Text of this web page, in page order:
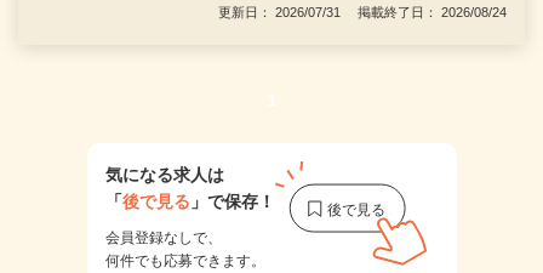
更新日： 2026/07/31 掲載終了日： 2026/08/24
1
気になる求人は
「後で見る 」で保存！
会員登録なしで、
何件でも応募できます。